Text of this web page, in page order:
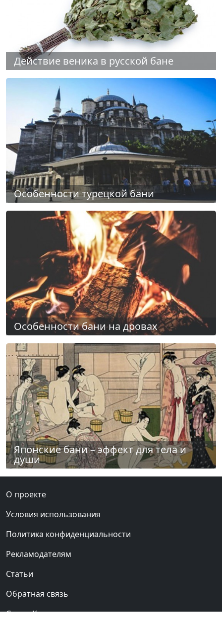
Действие веника в русской бане
Особенности турецкой бани
Особенности бани на дровах
Японские бани – эффект для тела и
души
О проекте
Условия использования
Политика конфиденциальности
Рекламодателям
Статьи
Обратная связь
Сауны Киева